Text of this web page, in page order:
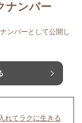
ナンバー
ンバーとして公開し
れてラクに生きる